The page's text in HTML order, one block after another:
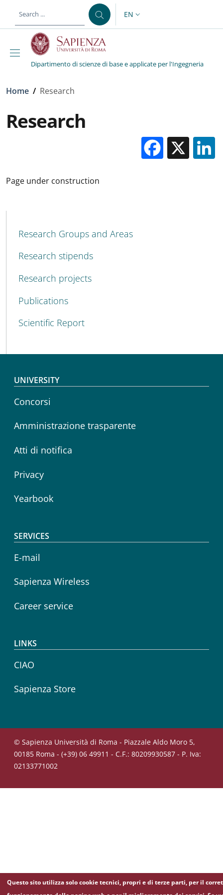
LANGUAGE SWITCHER:
EN
Dipartimento di scienze di base e applicate per l'Ingegneria
Breadcrumb
Home / Research
Research
X
Page under construction
MENU CEV SECOND NAVIGATION
Research Groups and Areas
Research stipends
Research projects
Publications
Scientific Report
Footer menu
UNIVERSITY
Concorsi
Amministrazione trasparente
Atti di notifica
Privacy
Yearbook
SERVICES
E-mail
Sapienza Wireless
Career service
LINKS
CIAO
Sapienza Store
© Sapienza Università di Roma - Piazzale Aldo Moro 5,
00185 Roma - (+39) 06 49911 - C.F.: 80209930587 - P. Iva:
02133771002
Questo sito utilizza solo cookie tecnici, propri e di terze parti, per il